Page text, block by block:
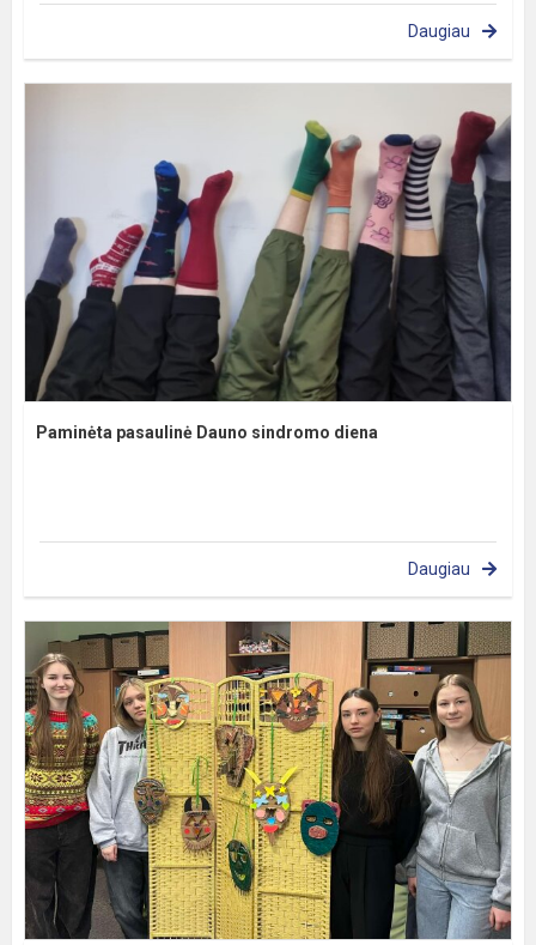
Daugiau
Paminėta pasaulinė Dauno sindromo diena
Daugiau